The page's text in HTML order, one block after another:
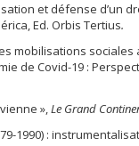
et défense d’un
Ed. Orbis Tertius.
mobilisations
de Covid-19 :
»,Le Grand
1990) :